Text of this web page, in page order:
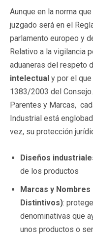
Aunque en la norma
juzgado será en el
parlamento europeo y
Relativo a la vigilancia
aduaneras del respeto
intelectual y por el
1383/2003 del
Parentes y Marcas,
Industrial está
vez, su protección
Diseños
de los productos
Marcas y
Distintivos):
denominativas que
unos productos o